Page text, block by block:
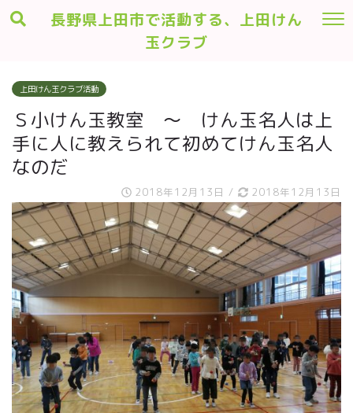
長野県上田市で活動する、上田けん
玉クラブ
上田けん玉クラブ活動
Ｓ小けん玉教室 ～ けん玉名人は上
手に人に教えられて初めてけん玉名人
なのだ
2018年12月13日 / 2018年12月13日